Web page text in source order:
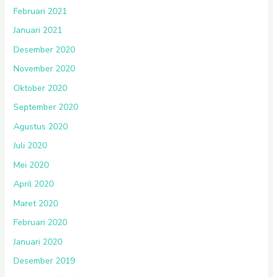
Februari 2021
Januari 2021
Desember 2020
November 2020
Oktober 2020
September 2020
Agustus 2020
Juli 2020
Mei 2020
April 2020
Maret 2020
Februari 2020
Januari 2020
Desember 2019